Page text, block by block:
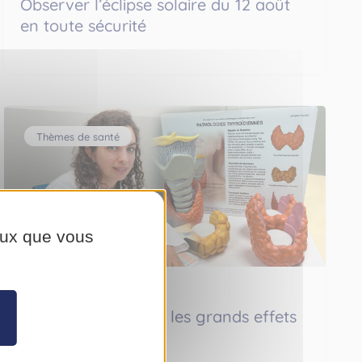
Observer l’éclipse solaire du 12 août
en toute sécurité
Thèmes de santé
Thyroïde déréglée : les grands effets
que vous